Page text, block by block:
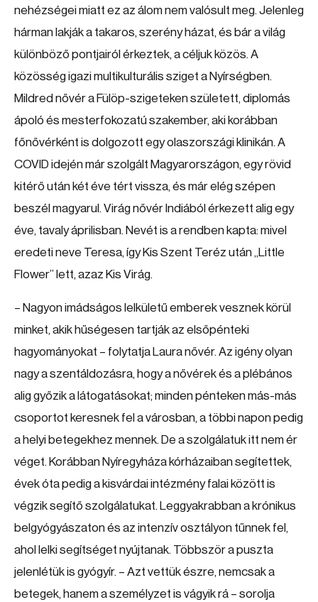
nehézségei miatt ez az álom nem valósult meg. Jelenleg
hárman lakják a takaros, szerény házat, és bár a világ
különböző pontjairól érkeztek, a céljuk közös. A
közösség igazi multikulturális sziget a Nyírségben.
Mildred nővér a Fülöp-szigeteken született, diplomás
ápoló és mesterfokozatú szakember, aki korábban
főnővérként is dolgozott egy olaszországi klinikán. A
COVID idején már szolgált Magyarországon, egy rövid
kitérő után két éve tért vissza, és már elég szépen
beszél magyarul. Virág nővér Indiából érkezett alig egy
éve, tavaly áprilisban. Nevét is a rendben kapta: mivel
eredeti neve Teresa, így Kis Szent Teréz után „Little
Flower” lett, azaz Kis Virág.
– Nagyon imádságos lelkületű emberek vesznek körül
minket, akik hűségesen tartják az elsőpénteki
hagyományokat – folytatja Laura nővér. Az igény olyan
nagy a szentáldozásra, hogy a nővérek és a plébános
alig győzik a látogatásokat; minden pénteken más-más
csoportot keresnek fel a városban, a többi napon pedig
a helyi betegekhez mennek. De a szolgálatuk itt nem ér
véget. Korábban Nyíregyháza kórházaiban segítettek,
évek óta pedig a kisvárdai intézmény falai között is
végzik segítő szolgálatukat. Leggyakrabban a krónikus
belgyógyászaton és az intenzív osztályon tűnnek fel,
ahol lelki segítséget nyújtanak. Többször a puszta
jelenlétük is gyógyír. – Azt vettük észre, nemcsak a
betegek, hanem a személyzet is vágyik rá – sorolja